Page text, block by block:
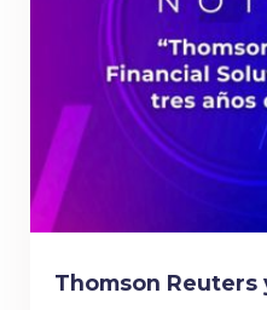
Thomson Reuters